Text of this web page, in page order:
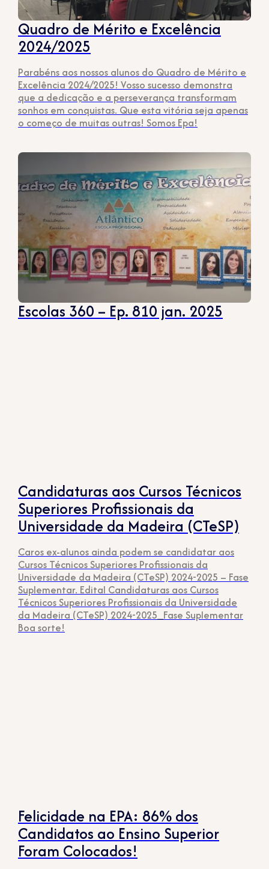
Quadro de Mérito e Excelência
2024/2025
Parabéns aos nossos alunos do Quadro de Mérito e
Excelência 2024/2025! Vosso sucesso demonstra
que a dedicação e a perseverança transformam
sonhos em conquistas. Que esta vitória seja apenas
o começo de muitas outras! Somos Epa!
Escolas 360 – Ep. 810 jan. 2025
Candidaturas aos Cursos Técnicos
Superiores Profissionais da
Universidade da Madeira (CTeSP)
Caros ex-alunos ainda podem se candidatar aos
Cursos Técnicos Superiores Profissionais da
Universidade da Madeira (CTeSP) 2024-2025 – Fase
Suplementar. Edital Candidaturas aos Cursos
Técnicos Superiores Profissionais da Universidade
da Madeira (CTeSP) 2024-2025_Fase Suplementar
Boa sorte!
Felicidade na EPA: 86% dos
Candidatos ao Ensino Superior
Foram Colocados!